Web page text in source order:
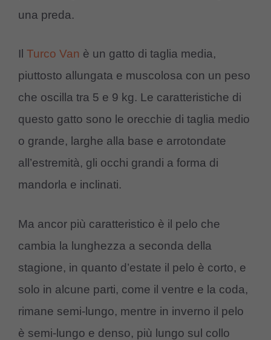
una preda.
Il Turco Van è un gatto di taglia media,
piuttosto allungata e muscolosa con un peso
che oscilla tra 5 e 9 kg. Le caratteristiche di
questo gatto sono le orecchie di taglia medio
o grande, larghe alla base e arrotondate
all’estremità, gli occhi grandi a forma di
mandorla e inclinati.
Ma ancor più caratteristico è il pelo che
cambia la lunghezza a seconda della
stagione, in quanto d’estate il pelo è corto, e
solo in alcune parti, come il ventre e la coda,
rimane semi-lungo, mentre in inverno il pelo
è semi-lungo e denso, più lungo sul collo